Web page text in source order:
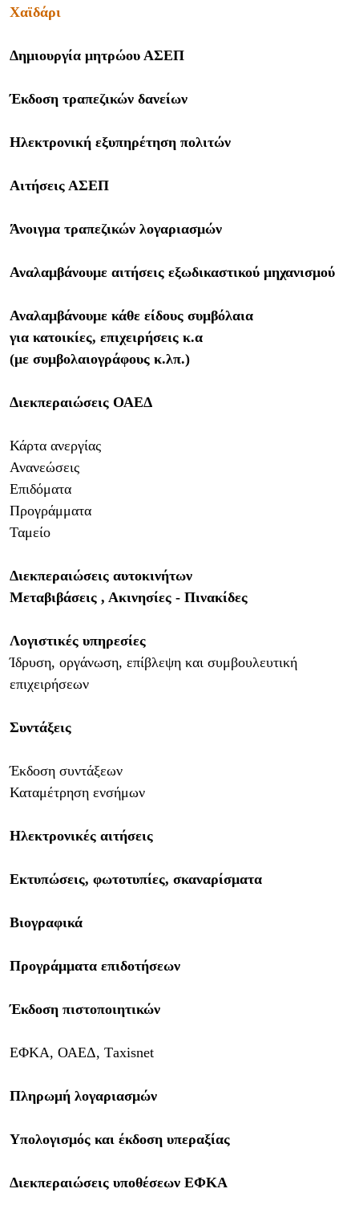
Χαϊδάρι
Δημιουργία μητρώου ΑΣΕΠ
Έκδοση τραπεζικών δανείων
Ηλεκτρονική εξυπηρέτηση πολιτών
Αιτήσεις ΑΣΕΠ
Άνοιγμα τραπεζικών λογαριασμών
Αναλαμβάνουμε αιτήσεις εξωδικαστικού μηχανισμού
Αναλαμβάνουμε κάθε είδους συμβόλαια
για κατοικίες, επιχειρήσεις κ.α
(με συμβολαιογράφους κ.λπ.)
Διεκπεραιώσεις ΟΑΕΔ
Κάρτα ανεργίας
Ανανεώσεις
Επιδόματα
Προγράμματα
Ταμείο
Διεκπεραιώσεις αυτοκινήτων
Μεταβιβάσεις , Ακινησίες - Πινακίδες
Λογιστικές υπηρεσίες
Ίδρυση, οργάνωση, επίβλεψη και συμβουλευτική
επιχειρήσεων
Συντάξεις
Έκδοση συντάξεων
Καταμέτρηση ενσήμων
Ηλεκτρονικές αιτήσεις
Εκτυπώσεις, φωτοτυπίες, σκαναρίσματα
Βιογραφικά
Προγράμματα επιδοτήσεων
Έκδοση πιστοποιητικών
ΕΦΚΑ, ΟΑΕΔ, Τaxisnet
Πληρωμή λογαριασμών
Υπολογισμός και έκδοση υπεραξίας
Διεκπεραιώσεις υποθέσεων ΕΦΚΑ